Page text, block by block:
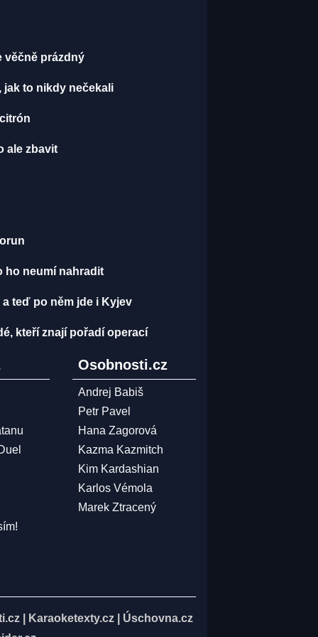
věčně prázdný
jak to nikdy nečekali
ale zbavit
ho neumí nahradit
teď po něm jde i Kyjev
kteří znají pořadí operací
Osobnosti.cz
Andrej Babiš
Petr Pavel
Hana Zagorová
Kazma Kazmitch
Kim Kardashian
Karlos Vémola
Marek Ztracený
Karaoketexty.cz
Úschovna.cz